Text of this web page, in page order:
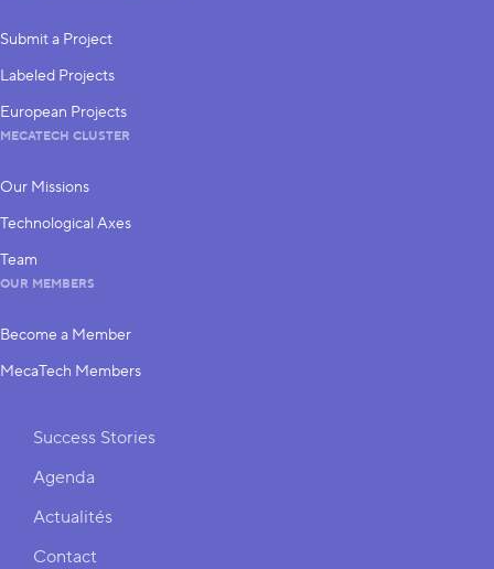
Submit a Project
Labeled Projects
European Projects
MECATECH CLUSTER
Our Missions
Technological Axes
Team
OUR MEMBERS
Become a Member
MecaTech Members
Shortcuts
Success Stories
Agenda
Actualités
Contact